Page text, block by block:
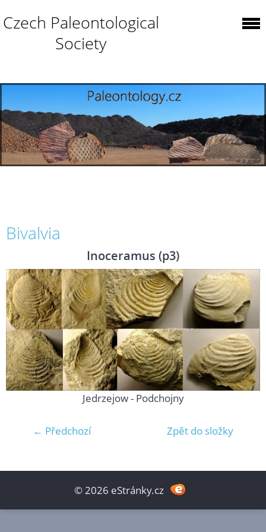
Czech Paleontological
Society
Bivalvia
Inoceramus (p3)
Jedrzejow - Podchojny
← Předchozí Zpět do složky
© 2026 eStránky.cz